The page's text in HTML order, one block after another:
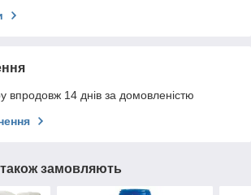
впродовж 14 днів за домовленістю
замовляють